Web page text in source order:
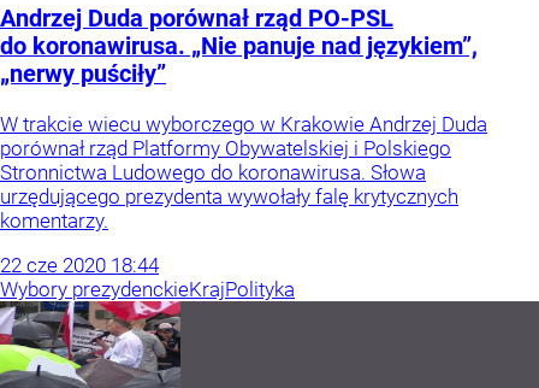
Andrzej Duda porównał rząd PO-PSL
do koronawirusa. „Nie panuje nad językiem”,
„nerwy puściły”
W trakcie wiecu wyborczego w Krakowie Andrzej Duda
porównał rząd Platformy Obywatelskiej i Polskiego
Stronnictwa Ludowego do koronawirusa. Słowa
urzędującego prezydenta wywołały falę krytycznych
komentarzy.
22 cze 2020 18:44
Wybory prezydenckieKrajPolityka